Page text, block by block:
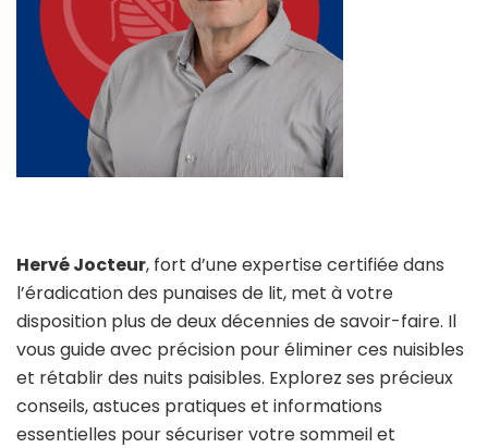
Hervé Jocteur, fort d’une expertise certifiée dans
l’éradication des punaises de lit, met à votre
disposition plus de deux décennies de savoir-faire. Il
vous guide avec précision pour éliminer ces nuisibles
et rétablir des nuits paisibles. Explorez ses précieux
conseils, astuces pratiques et informations
essentielles pour sécuriser votre sommeil et